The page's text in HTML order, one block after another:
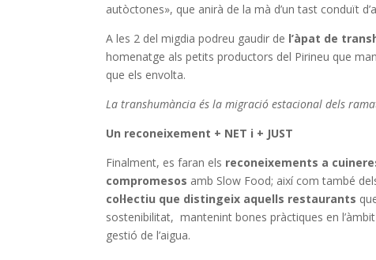
autòctones», que anirà de la mà d’un tast conduït
A les 2 del migdia podreu gaudir de l’àpat de
homenatge als petits productors del Pirineu que
que els envolta.
La transhumància és la migració estacional dels
Un reconeixement + NET i + JUST
Finalment, es faran els reconeixements a
compromesos amb Slow Food; així com també
col·lectiu que distingeix aquells restaurants
sostenibilitat, mantenint bones pràctiques en
gestió de l’aigua.